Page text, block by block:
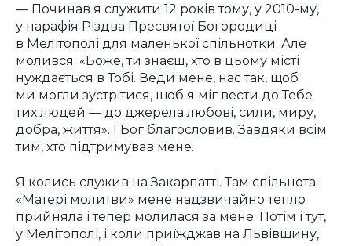
— Починав я служити 12 років тому, у 2010-му,
у парафія Різдва Пресвятої Богородиці
в Мелітополі для маленької спільнотки. Але
молився: «Боже, ти знаєш, хто в цьому місті
нуждається в Тобі. Веди мене, нас так, щоб
ми могли зустрітися, щоб я міг вести до Тебе
тих людей — до джерела любові, сили, миру,
добра, життя». І Бог благословив. Завдяки всім
тим, хто підтримував мене.
Я колись служив на Закарпатті. Там спільнота
«Матері молитви» мене надзвичайно тепло
прийняла і тепер молилася за мене. Потім і тут,
у Мелітополі, і коли приїжджав на Львівщину,